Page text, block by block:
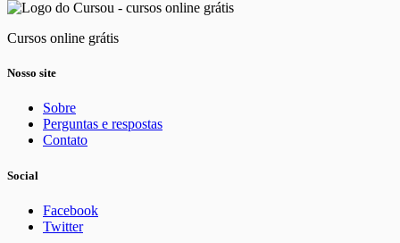
Cursos online grátis
Nosso site
Sobre
Perguntas e respostas
Contato
Social
Facebook
Twitter